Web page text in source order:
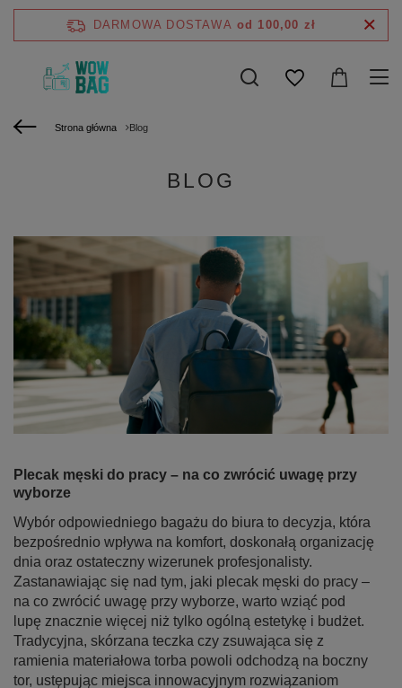
DARMOWA DOSTAWA od 100,00 zł
Strona główna Blog
BLOG
Plecak męski do pracy – na co zwrócić uwagę przy
wyborze
Wybór odpowiedniego bagażu do biura to decyzja, która
bezpośrednio wpływa na komfort, doskonałą organizację
dnia oraz ostateczny wizerunek profesjonalisty.
Zastanawiając się nad tym, jaki plecak męski do pracy –
na co zwrócić uwagę przy wyborze, warto wziąć pod
lupę znacznie więcej niż tylko ogólną estetykę i budżet.
Tradycyjna, skórzana teczka czy zsuwająca się z
ramienia materiałowa torba powoli odchodzą na boczny
tor, ustępując miejsca innowacyjnym rozwiązaniom